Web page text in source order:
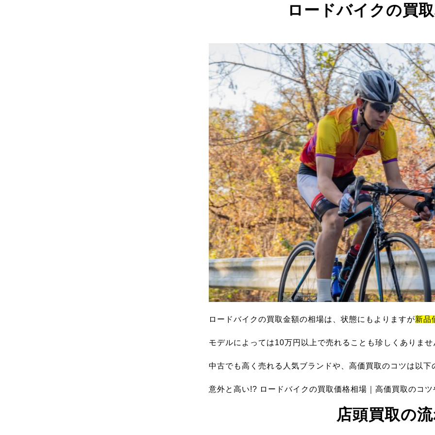
ロードバイクの買
ロードバイクの買取金額の相場は、状態にもよりますが新品
モデルによっては10万円以上で売れることも珍しくありませ
中古でも高く売れる人気ブランドや、高価買取のコツは以
意外と高い!? ロードバイクの買取価格相場｜高価買取のコ
店頭買取の